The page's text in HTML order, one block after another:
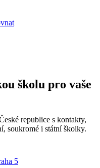
školu pro vaše
republice s kontakty,
soukromé i státní školky.
5